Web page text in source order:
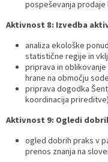
pospeševanja
Aktivnost 8: Izvedba
analiza ekološke
statistične regije in
priprava in
hrane na območju
priprava dogodka
koordinacija
Aktivnost 9: Ogledi
ogled dobrih praks v
prenos znanja na